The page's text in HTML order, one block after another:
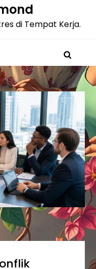
di Tempat Kerja.